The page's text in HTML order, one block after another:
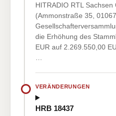
HITRADIO RTL Sachsen
(Ammonstraße 35,
die Erhöhung des
EUR auf 2.269.550,00
…
VERÄNDERUNGEN
HRB 18437